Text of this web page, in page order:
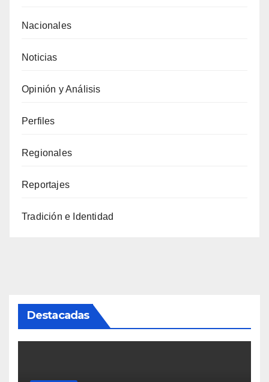
Nacionales
Noticias
Opinión y Análisis
Perfiles
Regionales
Reportajes
Tradición e Identidad
Destacadas